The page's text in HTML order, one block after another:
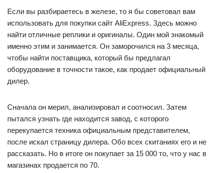
Если вы разбираетесь в железе, то я бы советовал вам
использовать для покупки сайт AliExpress. Здесь можно
найти отличные реплики и оригиналы. Один мой знакомый
именно этим и занимается. Он заморочился на 3 месяца,
чтобы найти поставщика, который бы предлагал
оборудование в точности такое, как продает официальный
дилер.
Сначала он мерил, анализировал и соотносил. Затем
пытался узнать где находится завод, с которого
перекупается техника официальным представителем,
после искал страницу дилера. Обо всех скитаниях его и не
рассказать. Но в итоге он покупает за 15 000 то, что у нас в
магазинах продается по 70.